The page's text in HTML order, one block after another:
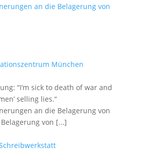
an die Belagerung von
München
“I’m sick to death of war and
selling lies.“
an die Belagerung von
von [...]